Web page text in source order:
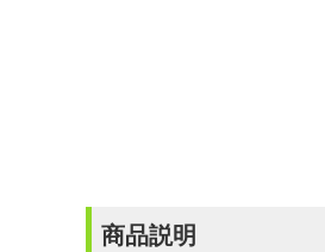
商品説明